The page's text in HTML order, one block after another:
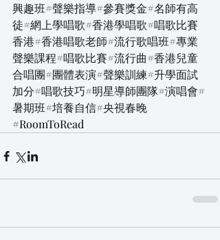
興趣班#聲樂指導#參賽獎金#名師有高
徒#網上學唱歌#香港學唱歌#唱歌比賽
香港#香港唱歌老師#流行歌唱班#專業
聲樂課程#唱歌比賽#流行曲#香港兒童
合唱團#團體表演#聲樂訓練#升學面試
加分#唱歌技巧#明星導師團隊#演唱會#
暑期班#培養自信#央視春晚
#RoomToRead